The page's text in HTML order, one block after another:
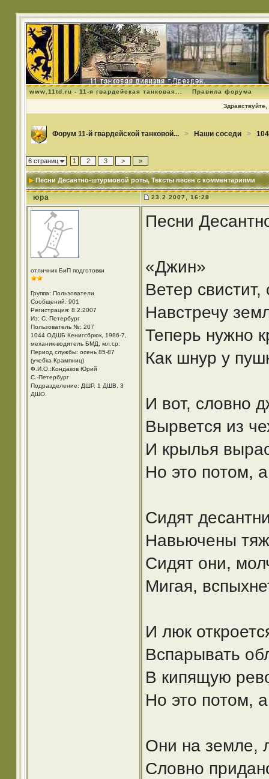
www.11td.ru - 11-я гвардейская танковая... Правила форума
Здравствуйте,
Форум 11-й гвардейской танковой... > Наши соседи >
6 страниц 1 2 3 > »
Песни Десантно-штурмовой роты, Тексты песен с комментариями
юра 23.2.2007, 16:28
отличник БиП подготовки
Группа: Пользователи
Сообщений: 901
Регистрация: 8.2.2007
Из: С.-Петербург
Пользователь №: 207
1044 ОДШБ Кенигсбрюк, 1986-7,
механик-водитель БМД, мл.ср.
Период службы: осень 85-87
(учебка Крампниц)
Ф.И.О.:Кондаков Юрий
С.-Петербург
Подразделение: ДШР, 1 ДШВ, 3
ДШО.
Песни
«Джин»
Ветер
Навстречу
Теперь нужно
Как шнур у
И вот, словно
Вырвется из
И крылья
Но это потом,
Сидят
Навьючены
Сидят они,
Мигая,
И люк
Вспарывать
В кипящую
Но это потом,
Они на земле,
Словно